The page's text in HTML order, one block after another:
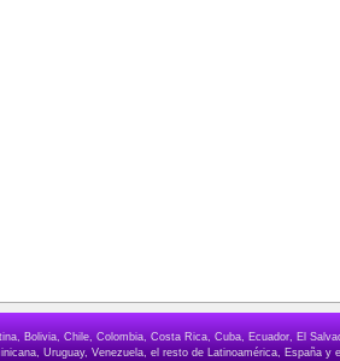
Bolivia, Chile, Colombia, Costa Rica, Cuba, Ecuador, El
Uruguay, Venezuela, el resto de Latinoamérica, España y